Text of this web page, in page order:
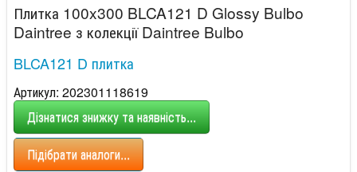
Плитка 100x300 BLCA121 D Glossy Bulbo
Daintree з колекції Daintree Bulbo
BLCA121 D плитка
Артикул: 202301118619
Дізнатися знижку та наявність...
Підібрати аналоги...